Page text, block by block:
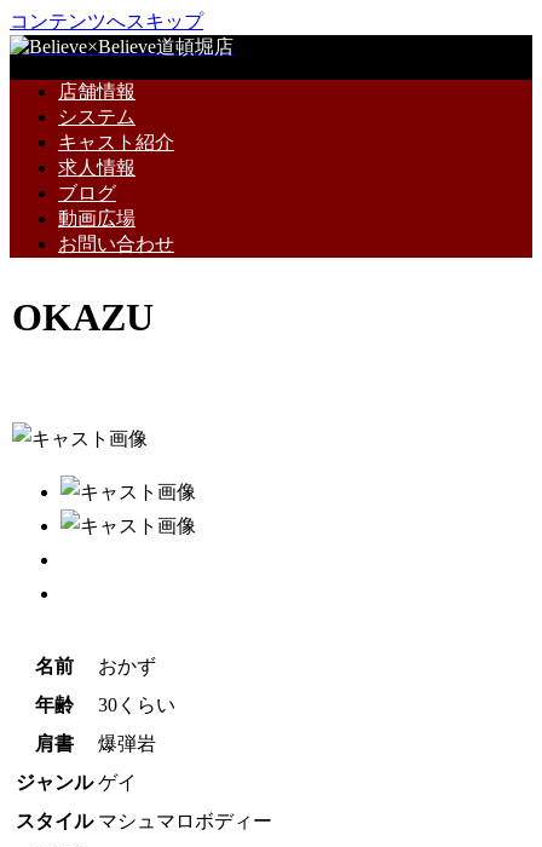
コンテンツへスキップ
店舗情報
システム
キャスト紹介
求人情報
ブログ
動画広場
お問い合わせ
OKAZU
名前
おかず
年齢
30くらい
肩書
爆弾岩
ジャンル ゲイ
スタイル マシュマロボディー